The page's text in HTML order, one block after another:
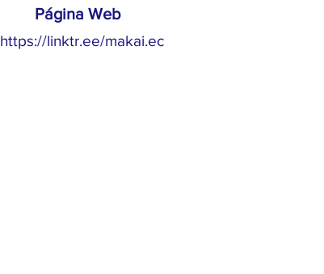
Página Web
https://linktr.ee/makai.ec